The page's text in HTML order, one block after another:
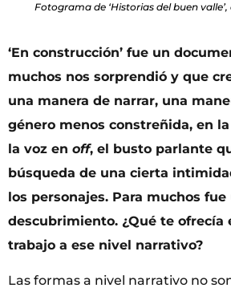
Fotograma de ‘Historias del buen valle’,
‘En construcción’ fue un
muchos nos sorprendió y que
una manera de narrar, una
género menos constreñida, en
la voz en off, el busto parlante
búsqueda de una cierta
los personajes. Para muchos fue
descubrimiento. ¿Qué te ofrecía
trabajo a ese nivel narrativo?
Las formas a nivel narrativo no